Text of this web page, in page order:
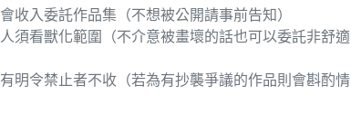
收入委託作品集（不想被公開請事前告知）
須看獸化範圍（不介意被畫壞的話也可以委託非舒適
明令禁止者不收（若為有抄襲爭議的作品則會斟酌情